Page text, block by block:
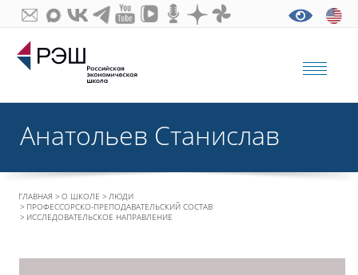
Анатольев Станислав
ГЛАВНАЯ О ШКОЛЕ
ЛЮДИ
ПРОФЕССОРСКО-ПРЕПОДАВАТЕЛЬСКИЙ СОСТАВ
ИССЛЕДОВАТЕЛЬСКОЕ НАПРАВЛЕНИЕ